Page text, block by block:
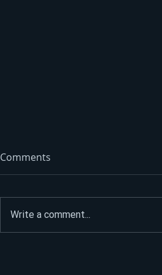
Comments
Write a comment...